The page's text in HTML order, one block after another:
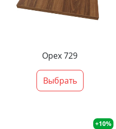
Орех 729
Выбрать
+10%